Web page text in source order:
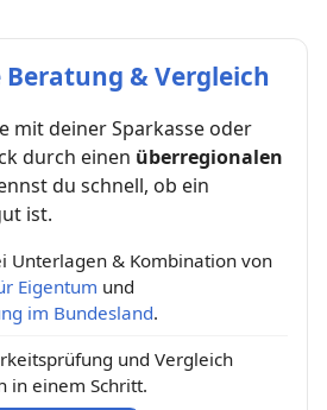
& Vergleich
mit deiner Sparkasse oder
durch einen überregionalen
du schnell, ob ein
ist.
Unterlagen & Kombination von
Eigentum und
im Bundesland.
und Vergleich
in einem Schritt.